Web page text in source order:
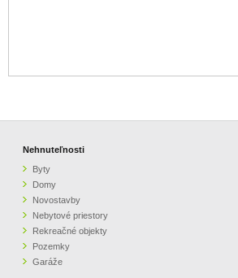
Nehnuteľnosti
Byty
Domy
Novostavby
Nebytové priestory
Rekreačné objekty
Pozemky
Garáže